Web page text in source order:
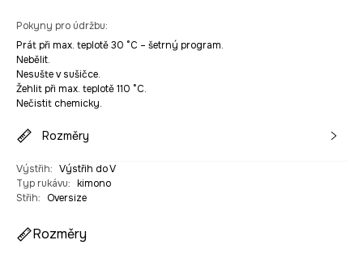
Pokyny pro údržbu:
Prát při max. teplotě 30 °C – šetrný program.
Nebělit.
Nesušte v sušičce.
Žehlit při max. teplotě 110 °C.
Nečistit chemicky.
Rozměry
Výstřih: Výstřih do V
Typ rukávu: kimono
Střih: Oversize
Rozměry